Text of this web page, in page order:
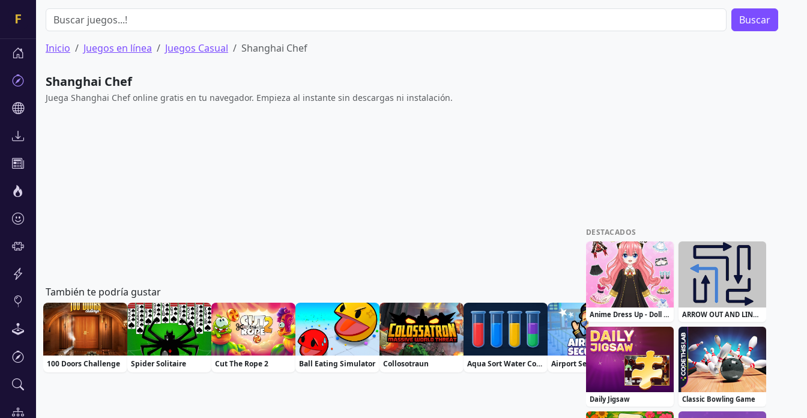
Buscar
Inicio Juegos en línea Juegos Casual Shanghai Chef
Jugar ahora
Shanghai Chef
Juega Shanghai Chef online gratis en tu navegador. Empieza al instante sin descargas ni instalación.
También te podría gustar
100 Doors Challenge Spider Solitaire Cut The Rope 2 Ball Eating Simulator Collosotraun Aqua Sort Water Color Puzzle Airport Security Zuma Boom Treasure Seeker
DESTACADOS
Anime Dress Up - Doll Dress Up ARROW OUT AND LINKER
Daily Jigsaw Classic Bowling Game